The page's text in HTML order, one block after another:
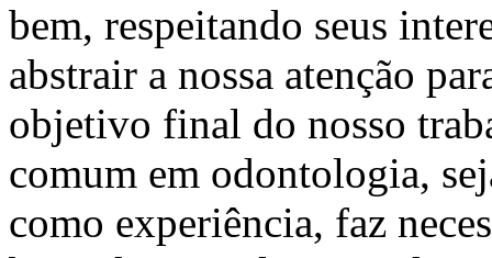
bem, respeitando seus
abstrair a nossa atenção
objetivo final do nosso
comum em odontologia,
como experiência, faz